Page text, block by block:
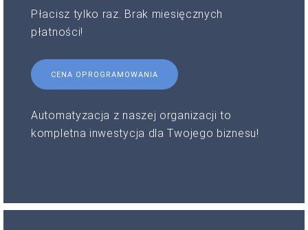
Płacisz tylko raz. Brak miesięcznych
płatności!
CENA OPROGRAMOWANIA
Automatyzacja z naszej organizacji to
kompletna inwestycja dla Twojego biznesu!